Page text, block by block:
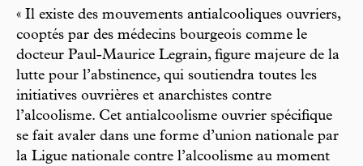
« Il existe des mouvements antialcooliques ouvriers,
cooptés par des médecins bourgeois comme le
docteur Paul-Maurice Legrain, figure majeure de la
lutte pour l’abstinence, qui soutiendra toutes les
initiatives ouvrières et anarchistes contre
l’alcoolisme. Cet antialcoolisme ouvrier spécifique
se fait avaler dans une forme d’union nationale par
la Ligue nationale contre l’alcoolisme au moment